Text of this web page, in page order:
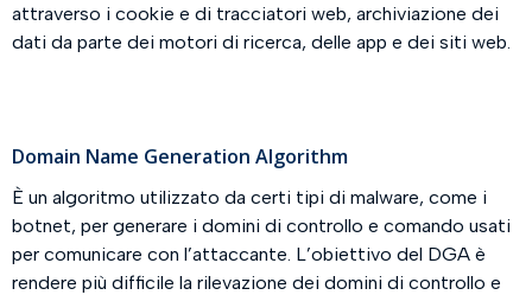
attraverso i cookie e di tracciatori web, archiviazione dei
dati da parte dei motori di ricerca, delle app e dei siti web.
Domain Name Generation Algorithm
È un algoritmo utilizzato da certi tipi di malware, come i
botnet, per generare i domini di controllo e comando usati
per comunicare con l’attaccante. L’obiettivo del DGA è
rendere più difficile la rilevazione dei domini di controllo e